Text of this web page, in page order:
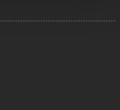
am22.04.2014